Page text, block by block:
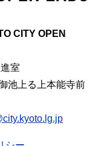
CITY OPEN
室
池上る上本能寺前